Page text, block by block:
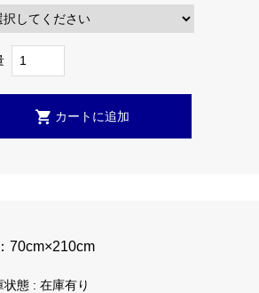
70cm×210cm
状態 : 在庫有り